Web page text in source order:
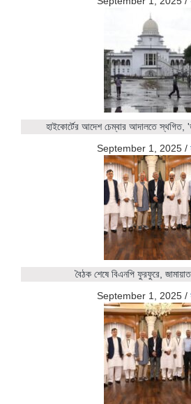
হাইকোর্টের আদেশ চেম্বার আদালতে স্থগিত,
September 1, 2025 /
বৈঠক শেষে বিএনপি ফুরফুরে,
September 1, 2025 /